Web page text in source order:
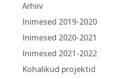
Arhiiv
Inimesed 2019-2020
Inimesed 2020-2021
Inimesed 2021-2022
Kohalikud projektid